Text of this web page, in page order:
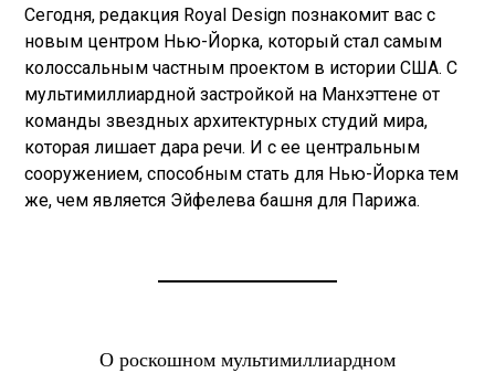
Сегодня, редакция Royal Design познакомит вас с
новым центром Нью-Йорка, который стал самым
колоссальным частным проектом в истории США. С
мультимиллиардной застройкой на Манхэттене от
команды звездных архитектурных студий мира,
которая лишает дара речи. И с ее центральным
сооружением, способным стать для Нью-Йорка тем
же, чем является Эйфелева башня для Парижа.
О роскошном мультимиллиардном